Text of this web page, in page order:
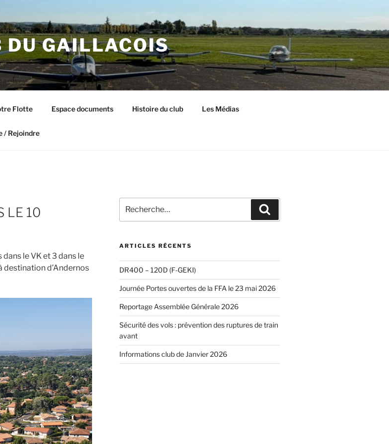
DU GAILLACOIS
Flotte Espace documents Histoire du club Les Médias
/ Rejoindre
LE 10
le VK et 3 dans le
destination d’Andernos
pour
:
ARTICLES RÉCENTS
DR400 – 120D (F-GEKI)
Journée Portes ouvertes de la FFA le 23 mai 2026
Reportage Assemblée Générale 2026
Sécurité des vols : prévention des ruptures de train
avant
Informations club de Janvier 2026